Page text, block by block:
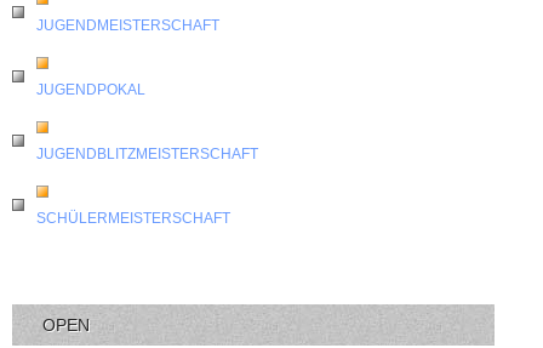
JUGENDMEISTERSCHAFT
JUGENDPOKAL
JUGENDBLITZMEISTERSCHAFT
SCHÜLERMEISTERSCHAFT
OPEN